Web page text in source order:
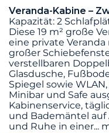
Veranda-Kabine –
Kapazität: 2
Diese 19 m² große
eine private
großer
verstellbaren
Glasdusche,
Spiegel sowie
Minibar und Safe
Kabinenservice,
und Bademäntel auf
und Ruhe in einer...